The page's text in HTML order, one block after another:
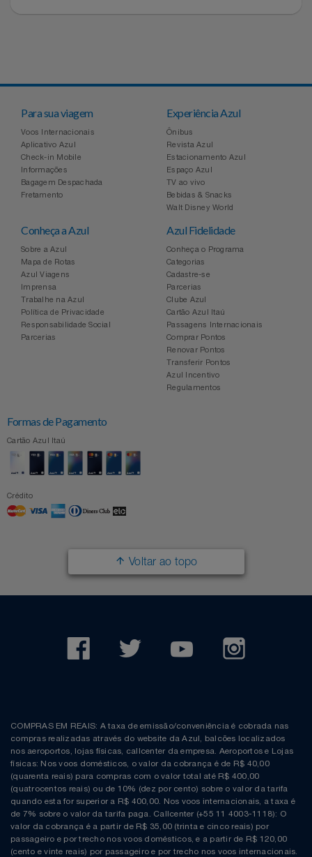
Papelaria
Páscoa
Perfumaria
Perfumes
Pet
Relógios
Utilidades Industriais
Vestuário
Perfumes & Cosméticos
Ponto Frio
Portal Das Malas
Renner
Safe – Escola De Aviação
Stanley Pmi
Tramontina
Três Corações
Weconnect
Para sua viagem
Voos Internacionais
Aplicativo Azul
Check-in Mobile
Informações
Bagagem Despachada
Fretamento
Experiência Azul
Ônibus
Revista Azul
Estacionamento Azul
Espaço Azul
TV ao vivo
Bebidas & Snacks
Walt Disney World
Conheça a Azul
Sobre a Azul
Mapa de Rotas
Azul Viagens
Imprensa
Trabalhe na Azul
Política de Privacidade
Responsabilidade Social
Parcerias
Azul Fidelidade
Conheça o Programa
Categorias
Cadastre-se
Parcerias
Clube Azul
Cartão Azul Itaú
Passagens Internacionais
Comprar Pontos
Renovar Pontos
Transferir Pontos
Azul Incentivo
Regulamentos
Formas de Pagamento
Cartão Azul Itaú
Crédito
Voltar ao topo
COMPRAS EM REAIS: A taxa de emissão/conveniência é cobrada nas
compras realizadas através do website da Azul, balcões localizados
nos aeroportos, lojas físicas, callcenter da empresa. Aeroportos e Lojas
físicas: Nos voos domésticos, o valor da cobrança é de R$ 40,00
(quarenta reais) para compras com o valor total até R$ 400,00
(quatrocentos reais) ou de 10% (dez por cento) sobre o valor da tarifa
quando esta for superior a R$ 400,00. Nos voos internacionais, a taxa é
de 7% sobre o valor da tarifa paga. Callcenter (+55 11 4003-1118): O
valor da cobrança é a partir de R$ 35,00 (trinta e cinco reais) por
passageiro e por trecho nos voos domésticos, e a partir de R$ 120,00
(cento e vinte reais) por passageiro e por trecho nos voos internacionais.